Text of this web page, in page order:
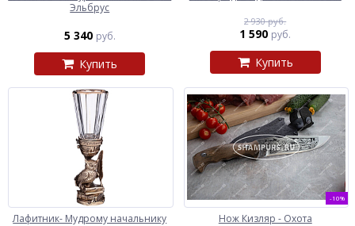
Эльбрус
5 340 руб.
Купить
2 930 руб.
1 590 руб.
Купить
Лафитник- Мудрому начальнику
-10%
Нож Кизляр - Охота